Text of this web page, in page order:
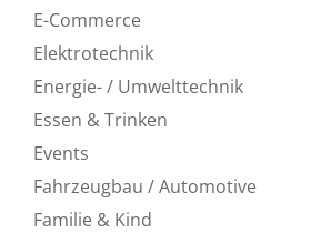
E-Commerce
Elektrotechnik
Energie- / Umwelttechnik
Essen & Trinken
Events
Fahrzeugbau / Automotive
Familie & Kind